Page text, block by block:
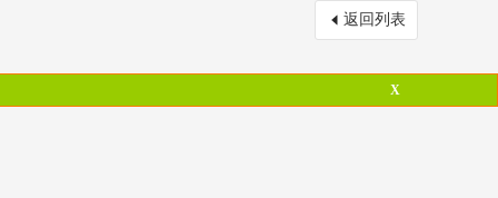
返回列表
X